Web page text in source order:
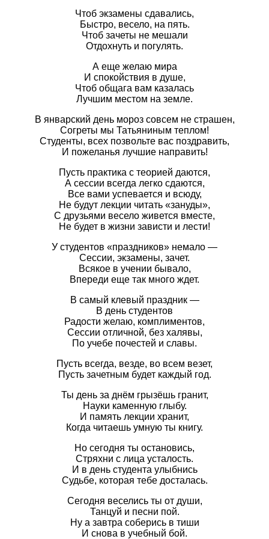
Чтоб экзамены сдавались,
Быстро, весело, на пять.
Чтоб зачеты не мешали
Отдохнуть и погулять.
А еще желаю мира
И спокойствия в душе,
Чтоб общага вам казалась
Лучшим местом на земле.
В январский день мороз совсем не страшен,
Согреты мы Татьяниным теплом!
Студенты, всех позвольте вас поздравить,
И пожеланья лучшие направить!
Пусть практика с теорией даются,
А сессии всегда легко сдаются,
Все вами успевается и всюду,
Не будут лекции читать «зануды»,
С друзьями весело живется вместе,
Не будет в жизни зависти и лести!
У студентов «праздников» немало —
Сессии, экзамены, зачет.
Всякое в учении бывало,
Впереди еще так много ждет.
В самый клевый праздник —
В день студентов
Радости желаю, комплиментов,
Сессии отличной, без халявы,
По учебе почестей и славы.
Пусть всегда, везде, во всем везет,
Пусть зачетным будет каждый год.
Ты день за днём грызёшь гранит,
Науки каменную глыбу.
И память лекции хранит,
Когда читаешь умную ты книгу.
Но сегодня ты остановись,
Стряхни с лица усталость.
И в день студента улыбнись
Судьбе, которая тебе досталась.
Сегодня веселись ты от души,
Танцуй и песни пой.
Ну а завтра соберись в тиши
И снова в учебный бой.